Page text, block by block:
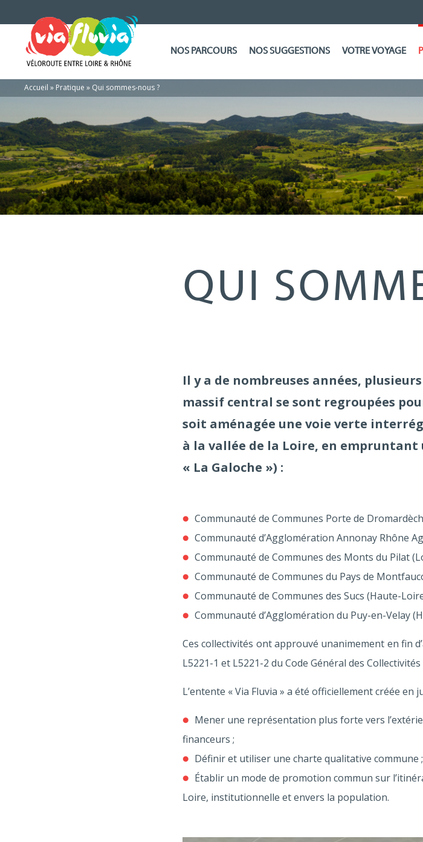
NOS PARCOURS NOS SUGGESTIONS VOTRE VOYAGE
Accueil » Pratique » Qui sommes-nous ?
QUI
Il y a de nombreuses années,
massif central se sont regroupées
soit aménagée une voie verte
à la vallée de la Loire, en
« La Galoche ») :
Communauté de Communes Porte de
Communauté d’Agglomération Annonay Rhône
Communauté de Communes des Monts du Pilat
Communauté de Communes du Pays de
Communauté de Communes des Sucs (Haute-
Communauté d’Agglomération du Puy-en-Velay
Ces collectivités ont approuvé unanimement en fin
L5221-1 et L5221-2 du Code Général des
L’entente « Via Fluvia » a été officiellement créée en
Mener une représentation plus forte vers
financeurs ;
Définir et utiliser une charte qualitative commune ;
Établir un mode de promotion commun sur
Loire, institutionnelle et envers la population.